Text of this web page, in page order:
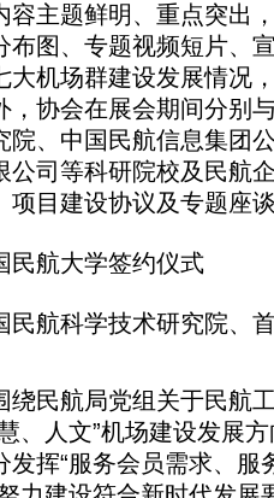
主题鲜明、重点突出
布图、专题视频短片、
大机场群建设发展情况
，协会在展会期间分别
院、中国民航信息集团
公司等科研院校及民航
项目建设协议及专题座
航大学签约仪式
航科学技术研究院、
民航局党组关于民航
、人文”机场建设发展
发挥“服务会员需求、服